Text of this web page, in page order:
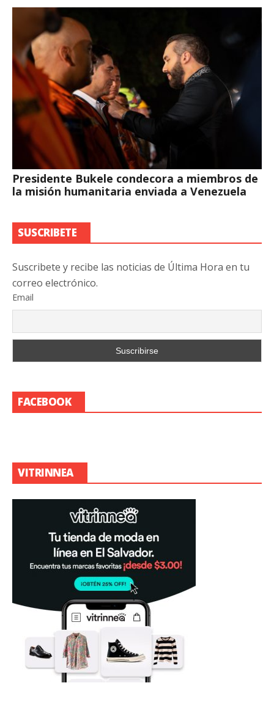
Presidente Bukele condecora a miembros de
la misión humanitaria enviada a Venezuela
SUSCRIBETE
Suscribete y recibe las noticias de Última Hora en tu
correo electrónico.
Email
FACEBOOK
VITRINNEA